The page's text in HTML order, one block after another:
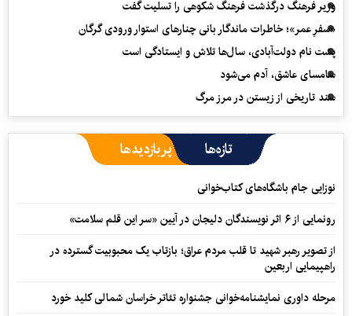
وزیر فرهنگ درگذشت فرهنگ شکوهی را تسلیت گفت
«سفرِ عمر»؛ خاطرات ماندگار بانی چنارهای استوار ورودی گرگان
پشت نام دولت‌آبادی، سال‌ها تلاش و ایستادگی است
سامسای عاشق، آدم می‌شود
سند تاریخی از زیستن در مرز مرگ
تازه‌ها پربازدیدها
نوزایی جام باشگاه‌های کتاب‌خوانی
رونمایی از ۶ اثر نویسندگان دلیجان در آیین «سر این قلم سلامت»
از تصویر رهبر شهید تا قلب مردم عراق؛ بازتاب یک محبوبیت گسترده در
راهپیمایی اربعین
مرحله داوری نمایشنامه‌خوانی جشنواره تئاتر خراسان شمالی کلید خورد